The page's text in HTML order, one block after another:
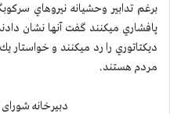
برغم تدابير وحشيانه نيروهاي
پافشاري ميكنند گفت آنها نشان
ديكتاتوري را رد ميكنند و خواستار
مردم هستند.
دبیرخانه